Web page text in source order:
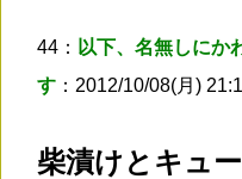
44： 以下、名無しにか
す ：2012/10/08(月)
柴漬けとキュ